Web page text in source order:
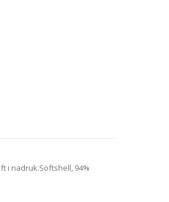
i nadruk.Softshell, 94%